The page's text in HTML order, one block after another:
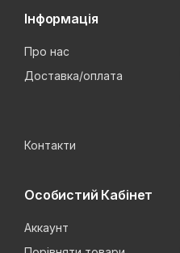
Інформація
Про нас
Доставка/оплата
Контакти
Особистий Кабінет
Аккаунт